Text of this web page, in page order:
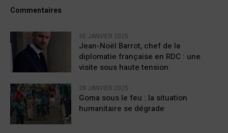
Commentaires
30 JANVIER 2025
Jean-Noël Barrot, chef de la
diplomatie française en RDC : une
visite sous haute tension
28 JANVIER 2025
Goma sous le feu : la situation
humanitaire se dégrade